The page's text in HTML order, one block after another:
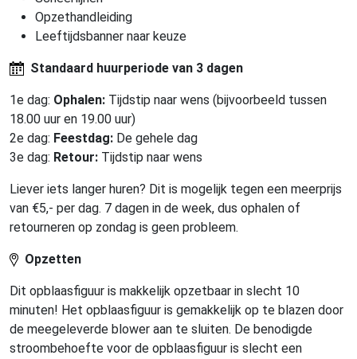
Opzethandleiding
Leeftijdsbanner naar keuze
Standaard huurperiode van 3 dagen
1e dag: Ophalen: Tijdstip naar wens (bijvoorbeeld tussen
18.00 uur en 19.00 uur)
2e dag: Feestdag: De gehele dag
3e dag: Retour: Tijdstip naar wens
Liever iets langer huren? Dit is mogelijk tegen een meerprijs
van €5,- per dag. 7 dagen in de week, dus ophalen of
retourneren op zondag is geen probleem.
Opzetten
Dit opblaasfiguur is makkelijk opzetbaar in slecht 10
minuten! Het opblaasfiguur is gemakkelijk op te blazen door
de meegeleverde blower aan te sluiten. De benodigde
stroombehoefte voor de opblaasfiguur is slecht een